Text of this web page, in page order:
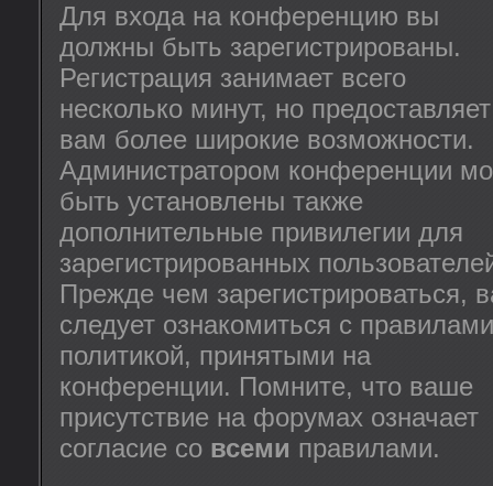
Для входа на конференцию вы
должны быть зарегистрированы.
Регистрация занимает всего
несколько минут, но предоставляет
вам более широкие возможности.
Администратором конференции
быть установлены также
дополнительные привилегии для
зарегистрированных
Прежде чем зарегистрироваться,
следует ознакомиться с
политикой, принятыми на
конференции. Помните, что ваше
присутствие на форумах означает
согласие со всеми правилами.